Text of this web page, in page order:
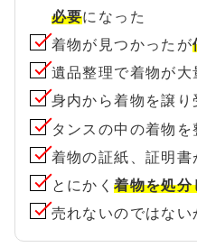
必要になった
着物が見つかったが
遺品整理で着物が大
身内から着物を譲
タンスの中の着物を
着物の証紙、証明書
とにかく着物を処分
売れないのではな